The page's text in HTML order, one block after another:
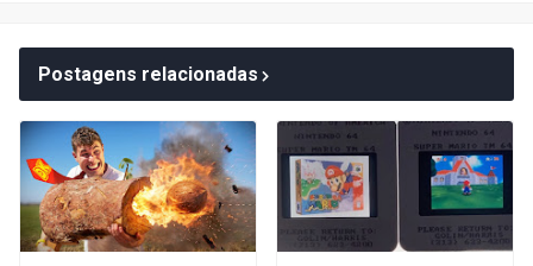
Postagens relacionadas